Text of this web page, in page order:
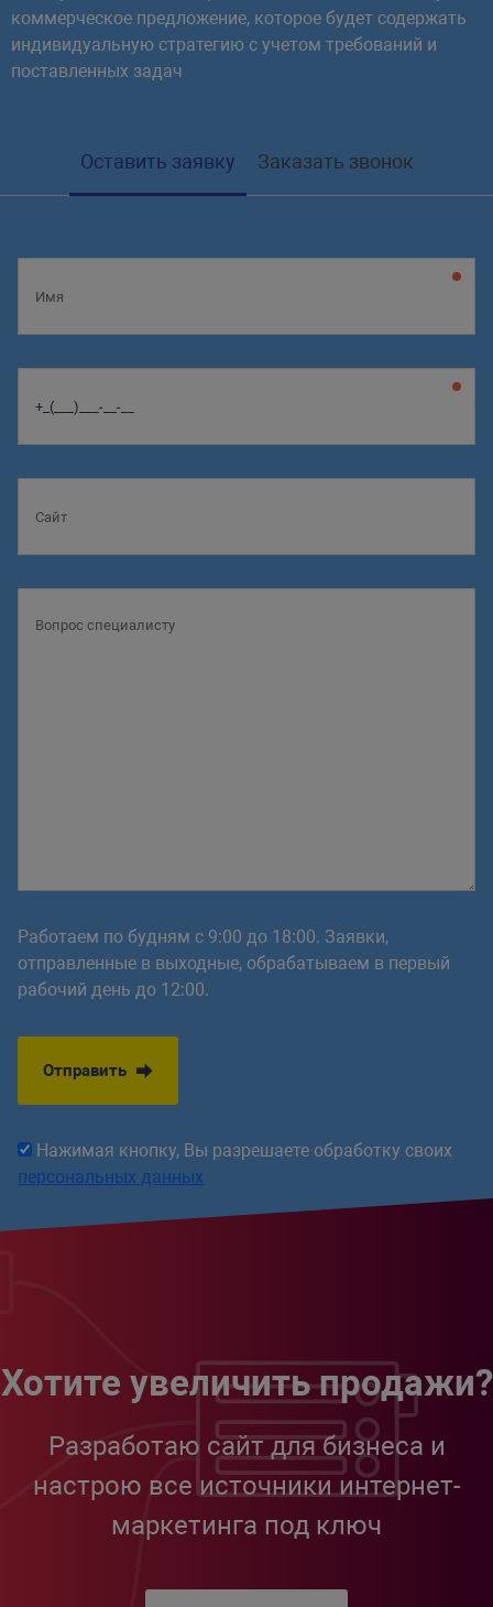
коммерческое предложение, которое будет содержать
индивидуальную стратегию с учетом требований и
поставленных задач
Оставить заявку Заказать звонок
Работаем по будням с 9:00 до 18:00. Заявки,
отправленные в выходные, обрабатываем в первый
рабочий день до 12:00.
Отправить
Нажимая кнопку, Вы разрешаете обработку своих
персональных данных
Хотите увеличить продажи?
Разработаю сайт для бизнеса и
настрою все источники интернет-
маркетинга под ключ